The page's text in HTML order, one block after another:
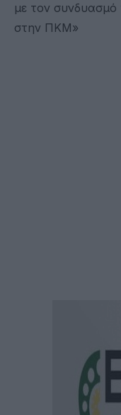
με τον
στην ΠΚΜ»